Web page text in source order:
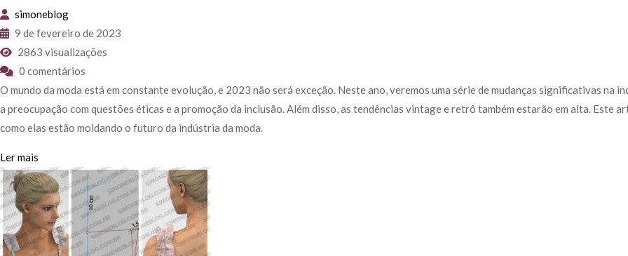
simoneblog
9 de fevereiro de 2023
2863 visualizações
0 comentários
O mundo da moda está em constante evolução, e 2023 não será exceção. Neste ano, veremos uma série de mudanças significativas na
a preocupação com questões éticas e a promoção da inclusão. Além disso, as tendências vintage e retrô também estarão em alta. Este
como elas estão moldando o futuro da indústria da moda.
Ler mais